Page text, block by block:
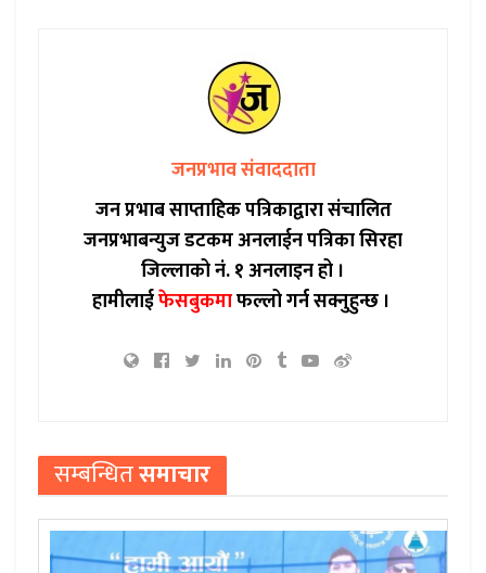
जनप्रभाव संवाददाता
जन प्रभाब साप्ताहिक पत्रिकाद्वारा संचालित
जनप्रभाबन्युज डटकम अनलाईन पत्रिका सिरहा
जिल्लाको नं. १ अनलाइन हो ।
हामीलाईफेसबुकमाफल्लो गर्न सक्नुहुन्छ ।
सम्बन्धितसमाचार